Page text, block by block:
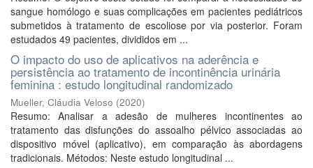
sangue homólogo e suas complicações em pacientes pediátricos
submetidos à tratamento de escoliose por via posterior. Foram
estudados 49 pacientes, divididos em ...
O impacto do uso de aplicativos na aderência e
persistência ao tratamento de incontinência urinária
feminina : estudo longitudinal randomizado
Mueller, Cláudia Veloso (2020)
Resumo: Analisar a adesão de mulheres incontinentes ao
tratamento das disfunções do assoalho pélvico associadas ao
dispositivo móvel (aplicativo), em comparação às abordagens
tradicionais. Métodos: Neste estudo longitudinal ...